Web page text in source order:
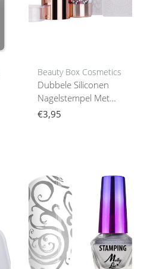
Beauty Box Cosmetics
Dubbele Siliconen
Nagelstempel Met
Kristallen
€3,95